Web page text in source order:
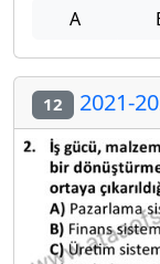
A
12 2021-